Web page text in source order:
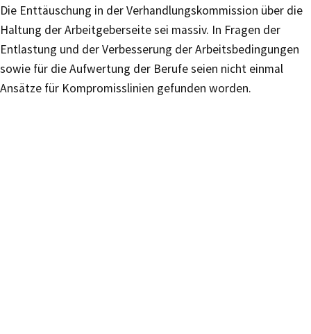
Die Enttäuschung in der Verhandlungskommission über die
Haltung der Arbeitgeberseite sei massiv. In Fragen der
Entlastung und der Verbesserung der Arbeitsbedingungen
sowie für die Aufwertung der Berufe seien nicht einmal
Ansätze für Kompromisslinien gefunden worden.